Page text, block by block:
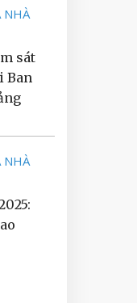
NHÀ
sát
Ban
NHÀ